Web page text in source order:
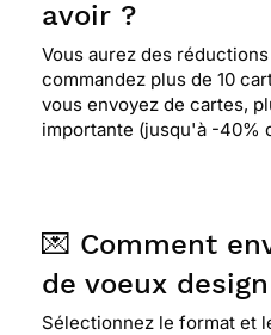
avoir ?
Vous aurez des
commandez plus de 10
vous envoyez de cartes,
importante (jusqu'à -40%
💌 Comment
de voeux
Sélectionnez le format et